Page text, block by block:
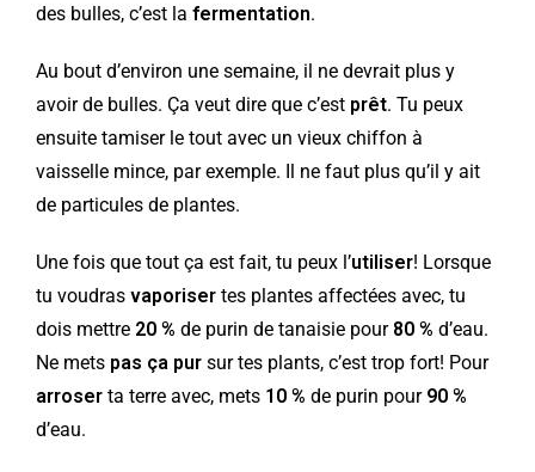
des bulles, c’est la fermentation.
Au bout d’environ une semaine, il ne devrait plus y
avoir de bulles. Ça veut dire que c’est prêt. Tu peux
ensuite tamiser le tout avec un vieux chiffon à
vaisselle mince, par exemple. Il ne faut plus qu’il y ait
de particules de plantes.
Une fois que tout ça est fait, tu peux l’utiliser! Lorsque
tu voudras vaporisertes plantes affectées avec, tu
dois mettre 20 % de purin de tanaisie pour 80 % d’eau.
Ne mets pas ça pursur tes plants, c’est trop fort! Pour
arroserta terre avec, mets 10 % de purin pour 90 %
d’eau.